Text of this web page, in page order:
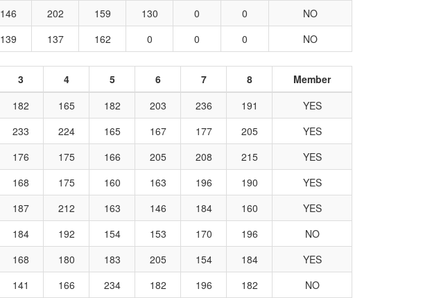
146 202 159 130 0 0
NO
139 137 162 0 0 0 NO
3 4 5 6 7 8
Member
182 165 182 203 236 191
YES
233 224 165 167 177 205
YES
176 175 166 205 208 215
YES
168 175 160 163 196 190
YES
187 212 163 146 184 160
YES
184 192 154 153 170 196
NO
168 180 183 205 154 184
YES
141 166 234 182 196 182
NO